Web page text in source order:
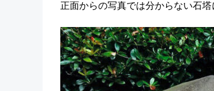
正面からの写真では分からない石